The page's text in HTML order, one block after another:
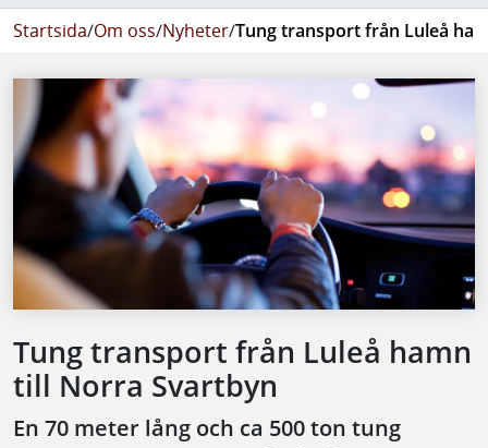
Startsida/Om oss/Nyheter/Tung transport från Luleå
Tung transport från Luleå hamn
till Norra Svartbyn
En 70 meter lång och ca 500 ton tung